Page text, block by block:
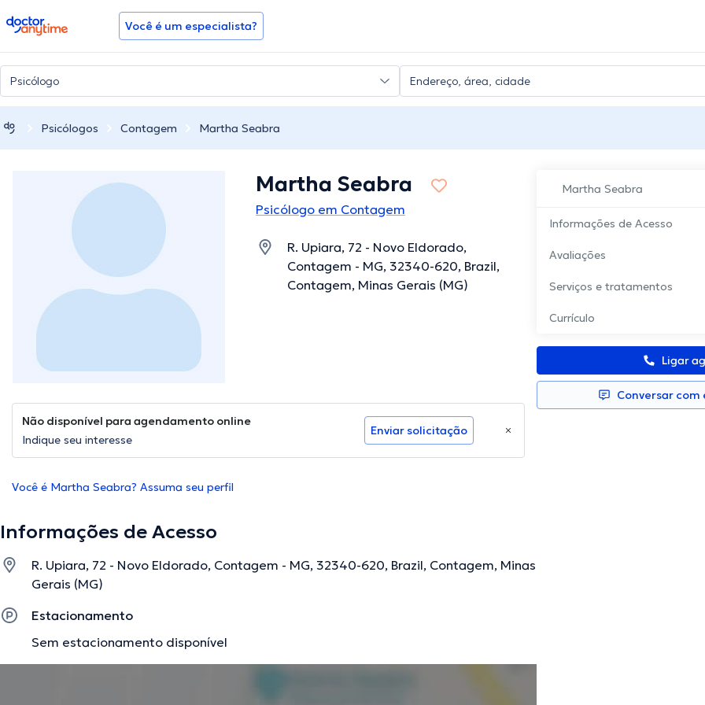
doctoranytime Você é um especialista?
Psicólogos Contagem Martha Seabra
Martha Seabra
Informações de Acesso
Avaliações
Serviços e tratamentos
Currículo
Ligar
Conversar com
Martha Seabra
Psicólogo em Contagem
R. Upiara, 72 - Novo Eldorado,
Contagem - MG, 32340-620, Brazil,
Contagem, Minas Gerais (MG)
Não disponível para agendamento online
Indique seu interesse
Enviar solicitação
Você é Martha Seabra? Assuma seu perfil
Informações de Acesso
R. Upiara, 72 - Novo Eldorado, Contagem - MG, 32340-620, Brazil, Contagem, Minas
Gerais (MG)
Estacionamento
Sem estacionamento disponível